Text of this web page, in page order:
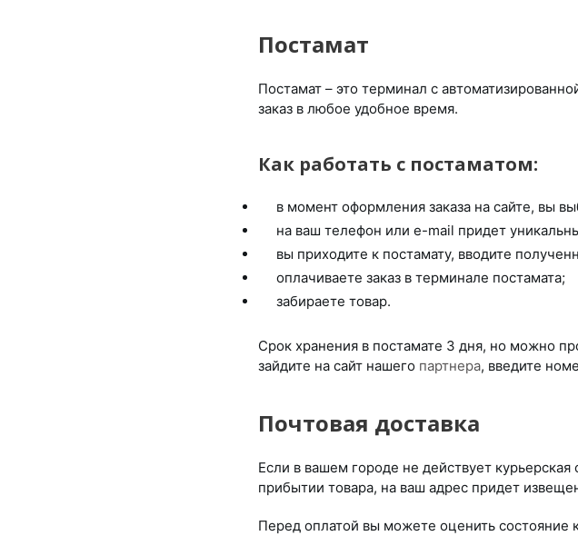
Постамат
Постамат – это терминал с
заказ в любое удобное время.
Как работать с постаматом:
в момент оформления заказа на сайте, вы
на ваш телефон или e-mail придет
вы приходите к постамату, вводите
оплачиваете заказ в терминале постамата;
забираете товар.
Срок хранения в постамате 3 дня, но можно
зайдите на сайт нашего партнера, введите
Почтовая доставка
Если в вашем городе не действует
прибытии товара, на ваш адрес придет
Перед оплатой вы можете оценить состояние